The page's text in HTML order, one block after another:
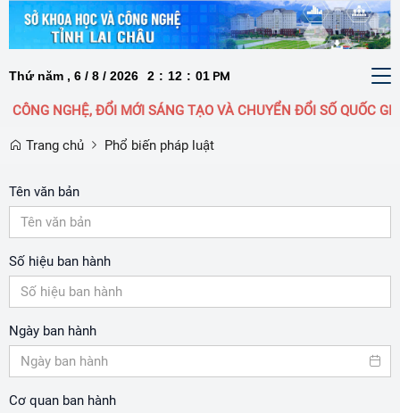
Thứ năm , 6 / 8 / 2026 2 : 12 : 02 PM
ĐỔI MỚI SÁNG TẠO VÀ CHUYỂN ĐỔI SỐ QUỐC GIA LÀ ĐỘT
Trang chủ Phổ biến pháp luật
Tên văn bản
Số hiệu ban hành
Ngày ban hành
Cơ quan ban hành